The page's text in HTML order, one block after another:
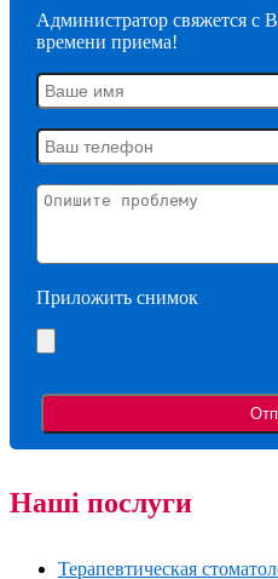
Администратор свяжется с
времени приема!
Приложить снимок
Наші послуги
Терапевтическая